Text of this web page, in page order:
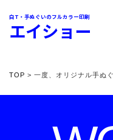
白T・手ぬぐいのフルカラー印刷
エイショー
TOP > 一度、オリジナル手ぬ